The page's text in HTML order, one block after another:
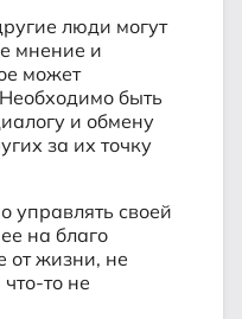
люди могут
мнение и
может
быть
и обмену
за их точку
управлять своей
на благо
от жизни, не
то не